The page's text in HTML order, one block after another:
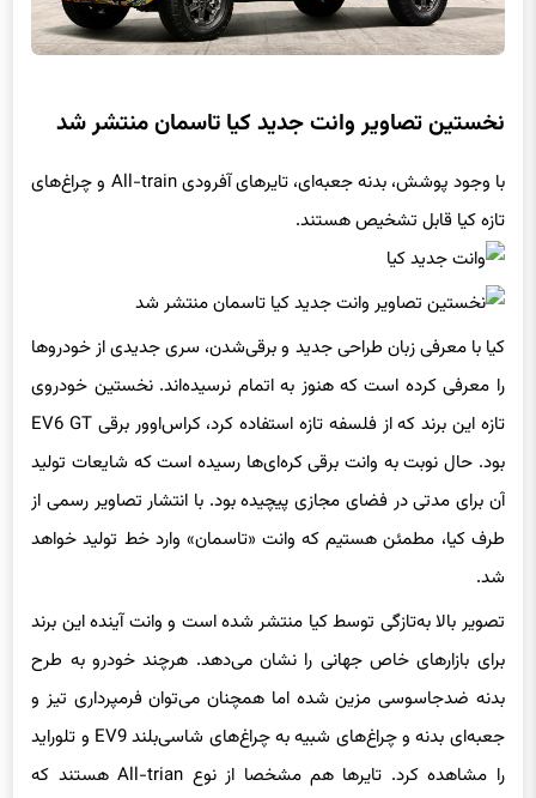
نخستین تصاویر وانت جدید کیا تاسمان منتشر شد
با وجود پوشش، بدنه جعبه‌ای، تایرهای آفرودی All-train و چراغ‌های
تازه کیا قابل تشخیص هستند.
کیا با معرفی زبان طراحی جدید و برقی‌شدن، سری جدیدی از خودروها
را معرفی کرده است که هنوز به اتمام نرسیده‌اند. نخستین خودروی
تازه این برند که از فلسفه تازه استفاده کرد، کراس‌اوور برقی EV6 GT
بود. حال نوبت به وانت برقی کره‌ای‌ها رسیده است که شایعات تولید
آن برای مدتی در فضای مجازی پیچیده بود. با انتشار تصاویر رسمی از
طرف کیا، مطمئن هستیم که وانت «تاسمان» وارد خط تولید خواهد
شد.
تصویر بالا به‌تازگی توسط کیا منتشر شده است و وانت آینده این برند
برای بازارهای خاص جهانی را نشان می‌دهد. هرچند خودرو به طرح
بدنه ضدجاسوسی مزین شده اما همچنان می‌توان فرمپرداری تیز و
جعبه‌ای بدنه و چراغ‌های شبیه به چراغ‌های شاسی‌بلند EV9 و تلوراید
را مشاهده کرد. تایرها هم مشخصا از نوع All-trian هستند که